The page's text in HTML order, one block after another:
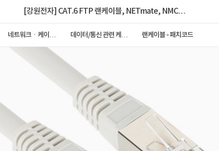
[강원전자] CAT.6 FTP 랜케이블, NETmate, NMC-
네트워크ㆍ케이블
데이터/통신 관련 케이
랜케이블 - 패치코드